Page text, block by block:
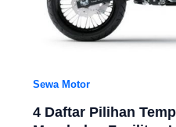
Sewa Motor
4 Daftar Pilihan